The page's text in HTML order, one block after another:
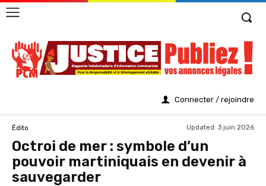
Connecter / rejoindre
Édito Updated: 3 juin 2026
Octroi de mer : symbole d’un
pouvoir martiniquais en devenir à
sauvegarder